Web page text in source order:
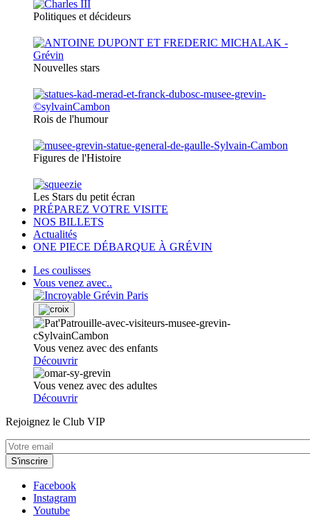
Politiques et décideurs
Nouvelles stars
Rois de l'humour
Figures de l'Histoire
Les Stars du petit écran
PRÉPAREZ VOTRE VISITE
NOS BILLETS
Actualités
ONE PIECE DÉBARQUE À GRÉVIN
Les coulisses
Vous venez avec..
Vous venez avec des enfants
Découvrir
Vous venez avec des adultes
Découvrir
Rejoignez le Club VIP
Facebook
Instagram
Youtube